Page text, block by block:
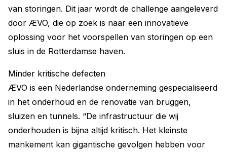
van storingen. Dit jaar wordt de challenge aangeleverd
door ÆVO, die op zoek is naar een innovatieve
oplossing voor het voorspellen van storingen op een
sluis in de Rotterdamse haven.
Minder kritische defecten
ÆVO is een Nederlandse onderneming gespecialiseerd
in het onderhoud en de renovatie van bruggen,
sluizen en tunnels. “De infrastructuur die wij
onderhouden is bijna altijd kritisch. Het kleinste
mankement kan gigantische gevolgen hebben voor